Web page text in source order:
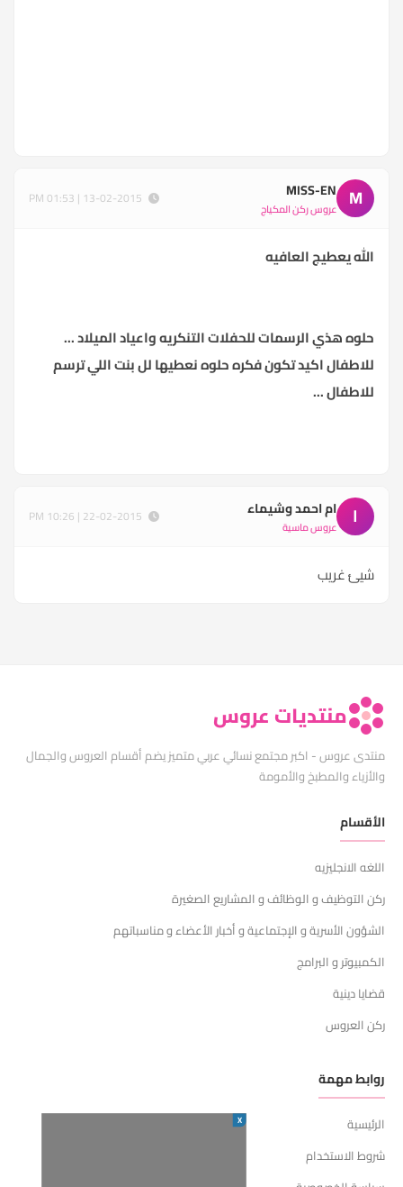
M
MISS-EN
عروس ركن المكياج
الله يعطيج العافيه
حلوه هذي الرسمات للحفلات التنكريه واعياد الميلاد ...
للاطفال اكيد تكون فكره حلوه نعطيها لل بنت اللي ترسم
للاطفال ...
ا ام احمد وشيماء
عروس ماسية
شيئ غريب
منتديات عروس
منتدى عروس - اكبر مجتمع نسائي عربي متميز يضم أقسام العروس والجمال
والأزياء والمطبخ والأمومة
الأقسام
اللغه الانجليزيه
ركن التوظيف و الوظائف و المشاريع الصغيرة
الشؤون الأسرية و الإجتماعية و أخبار الأعضاء و مناسباتهم
الكمبيوتر و البرامج
قضايا دينية
ركن العروس
روابط مهمة
الرئيسية
شروط الاستخدام
X